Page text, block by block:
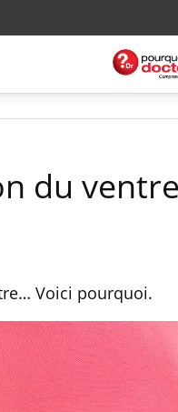
du
Voici pourquoi.